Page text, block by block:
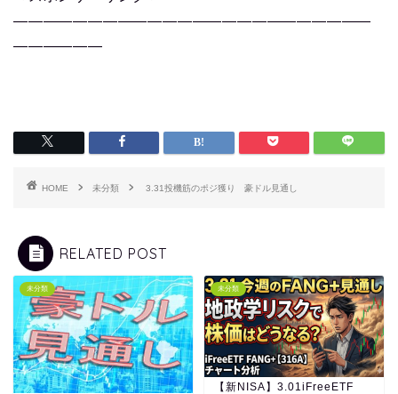
————————————————————————
——————
HOME 未分類 3.31投機筋のポジ獲り 豪ドル見通し
RELATED POST
未分類 未分類
【新NISA】3.01iFreeETF